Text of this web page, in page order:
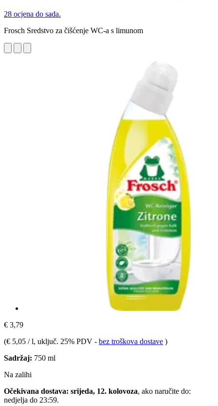
28 ocjena do sada.
Frosch Sredstvo za čišćenje WC-a s limunom
€ 3,79
(€ 5,05 / l, uključ. 25% PDV - bez troškova dostave )
Sadržaj: 750 ml
Na zalihi
Očekivana dostava: srijeda, 12. kolovoza, ako naručite do:
nedjelja do 23:59.